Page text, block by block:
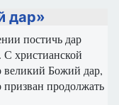
дар»
постичь дар
христианской
великий Божий дар,
призван продолжать